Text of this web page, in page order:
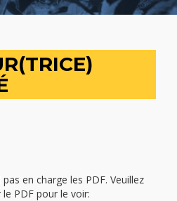
en charge les PDF. Veuillez
PDF pour le voir: